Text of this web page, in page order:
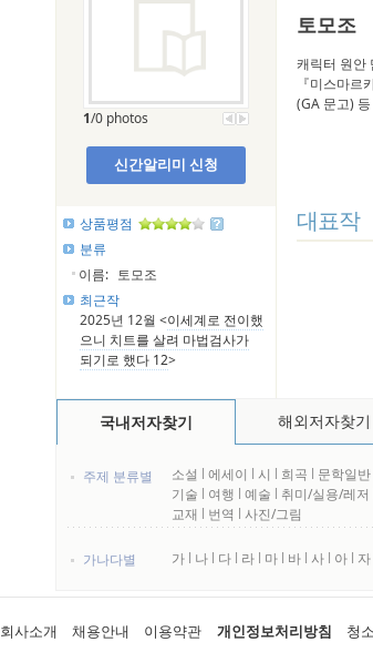
1/0 photos
신간알리미 신청
상품평점
분류
이름: 토모조
최근작
2025년 12월 <이세계로 전이했
으니 치트를 살려 마법검사가
되기로 했다 12>
토모조
캐릭터 원안
『미스마
(GA 문고)
대표작
국내저자찾기 해외저자찾기
주제 분류별 소설 l 에세이 l 시 l 희곡 l 문학일반
기술 l 여행 l 예술 l 취미/실용/레저
교재 l 번역 l 사진/그림
가나다별 가 l 나 l 다 l 라 l 마 l 바 l 사 l 아 l 자
회사소개 채용안내 이용약관 개인정보처리방침 청